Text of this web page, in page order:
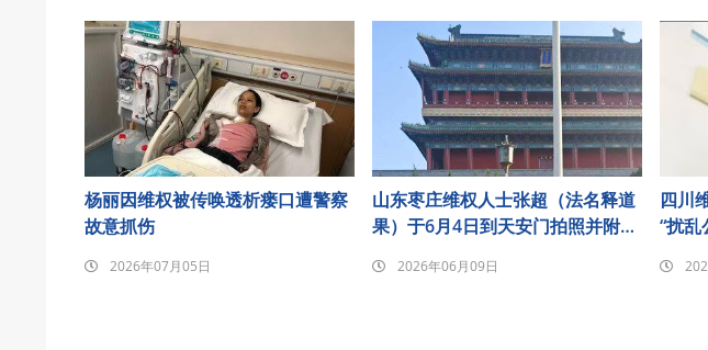
杨丽因维权被传唤透析瘘口遭警察
故意抓伤
2026年07月05日
山东枣庄维权人士张超（法名释道
果）于6月4日到天安门拍照并附诗
2026年06月09日
四川
“扰